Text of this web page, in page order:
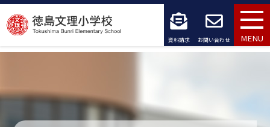
コ
ン
テ
ツ
資料請求 お問い合わせ MENU